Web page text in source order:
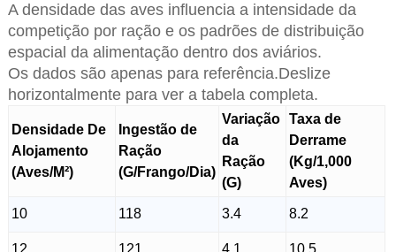
A densidade das aves influencia a intensidade da
competição por ração e os padrões de distribuição
espacial da alimentação dentro dos aviários.
Os dados são apenas para referência.Deslize
horizontalmente para ver a tabela completa.
Densidade De
Alojamento
(Aves/M²)
Ingestão de
Ração
(G/Frango/Dia)
Variação
da
Ração
(G)
Taxa de
Derrame
(Kg/1,000
Aves)
10 118 3.4 8.2
12 121 4.1 10.5